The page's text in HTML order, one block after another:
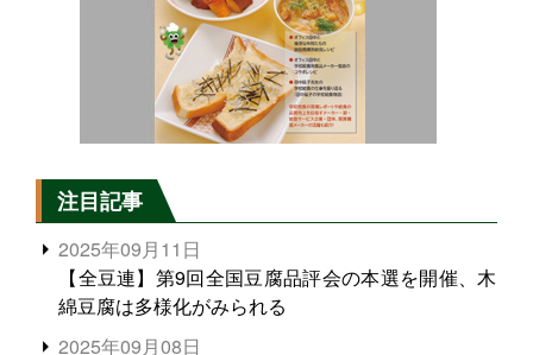
注目記事
2025年09月11日
【全豆連】第9回全国豆腐品評会の本選を開催、木
綿豆腐は多様化がみられる
2025年09月08日